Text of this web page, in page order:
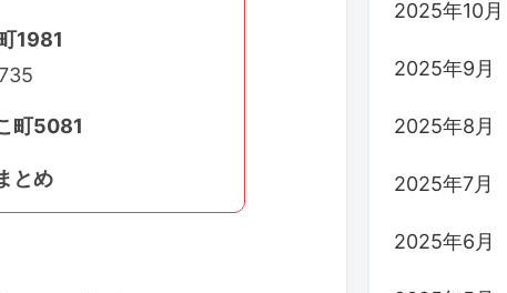
1981
町5081
とめ
2025年10月
2025年9月
2025年8月
2025年7月
2025年6月